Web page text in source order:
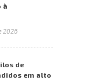
à
2026
de
em alto